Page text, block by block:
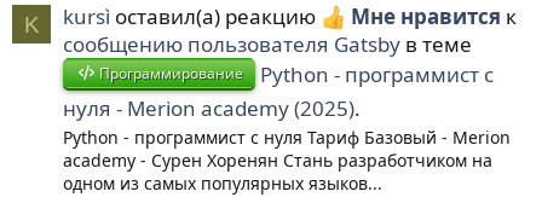
K kursì оставил(а) реакцию Мне нравится к
сообщению пользователя Gatsby в теме
Программирование
Python - программист с
нуля - Merion academy (2025).
Python - программист с нуля Тариф Базовый - Merion
academy - Сурен Хоренян Стань разработчиком на
одном из самых популярных языков...